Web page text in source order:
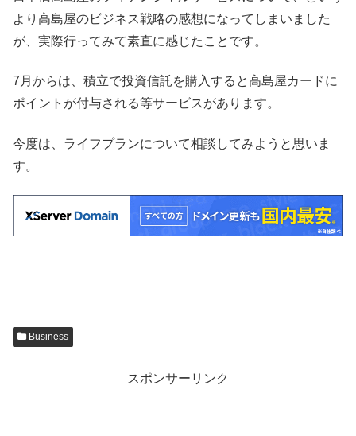
より高島屋のビジネス戦略の感想になってしまいました
が、実際行ってみて素直に感じたことです。
7月からは、積立で投資信託を購入すると高島屋カードに
ポイントが付与される等サービスがあります。
今度は、ライフプランについて相談してみようと思いま
す。
Business
スポンサーリンク